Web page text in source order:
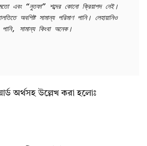
এবং “নুতফা” শব্দের কোনো ক্রিয়াপদ নেই।
অবশিষ্ট সামান্য পরিমাণ পানি। লেহায়ানিও
সামান্য কিংবা অনেক।
অর্থসহ উল্লেখ করা হলোঃ